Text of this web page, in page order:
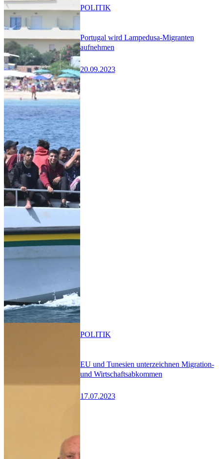
Portugal wird Lampedusa-Migranten
aufnehmen
20.09.2023
POLITIK
EU und Tunesien unterzeichnen Migration-
und Wirtschaftsabkommen
17.07.2023
POLITIK